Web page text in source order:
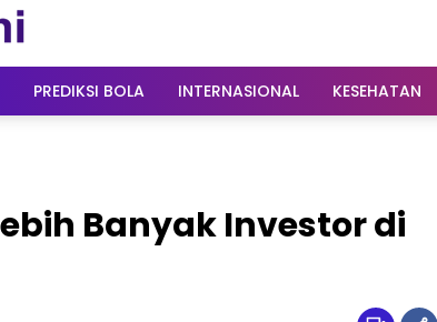
PREDIKSI BOLA INTERNASIONAL KESEHATAN
Banyak Investor di